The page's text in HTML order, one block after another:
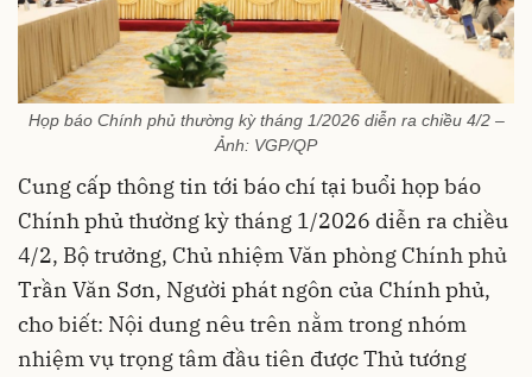
Họp báo Chính phủ thường kỳ tháng 1/2026 diễn ra chiều 4/2 –
Ảnh: VGP/QP
Cung cấp thông tin tới báo chí tại buổi họp báo
Chính phủ thường kỳ tháng 1/2026 diễn ra chiều
4/2, Bộ trưởng, Chủ nhiệm Văn phòng Chính phủ
Trần Văn Sơn, Người phát ngôn của Chính phủ,
cho biết: Nội dung nêu trên nằm trong nhóm
nhiệm vụ trọng tâm đầu tiên được Thủ tướng